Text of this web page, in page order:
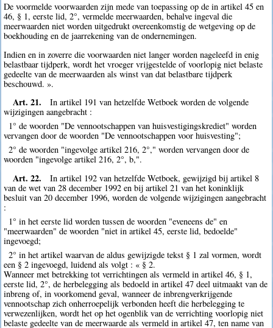
De voormelde voorwaarden zijn mede van toepassing op de in artikel 45 en
46, § 1, eerste lid, 2°, vermelde meerwaarden, behalve ingeval die
meerwaarden niet worden uitgedrukt overeenkomstig de wetgeving op de
boekhouding en de jaarrekening van de ondernemingen.
Indien en in zoverre die voorwaarden niet langer worden nageleefd in enig
belastbaar tijdperk, wordt het vroeger vrijgestelde of voorlopig niet belaste
gedeelte van de meerwaarden als winst van dat belastbare tijdperk
beschouwd. ».
Art. 21.
In artikel 191 van hetzelfde Wetboek worden de volgende
wijzigingen aangebracht :
1° de woorden "De vennootschappen van huisvestigingskrediet" worden
vervangen door de woorden "De vennootschappen voor huisvesting";
2° de woorden "ingevolge artikel 216, 2°," worden vervangen door de
woorden "ingevolge artikel 216, 2°, b,".
Art. 22.
In artikel 192 van hetzelfde Wetboek, gewijzigd bij artikel 8
van de wet van 28 december 1992 en bij artikel 21 van het koninklijk
besluit van 20 december 1996, worden de volgende wijzigingen aangebracht
:
1° in het eerste lid worden tussen de woorden "eveneens de" en
"meerwaarden" de woorden "niet in artikel 45, eerste lid, bedoelde"
ingevoegd;
2° in het artikel waarvan de aldus gewijzigde tekst § 1 zal vormen, wordt
een § 2 ingevoegd, luidend als volgt : « § 2.
Wanneer met betrekking tot verrichtingen als vermeld in artikel 46, § 1,
eerste lid, 2°, de herbelegging als bedoeld in artikel 47 deel uitmaakt van de
inbreng of, in voorkomend geval, wanneer de inbrengverkrijgende
vennootschap zich onherroepelijk verbonden heeft die herbelegging te
verwezenlijken, wordt het op het ogenblik van de verrichting voorlopig niet
belaste gedeelte van de meerwaarde als vermeld in artikel 47, ten name van